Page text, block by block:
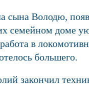
сына Володю,
семейном доме
в
большего.
закончил